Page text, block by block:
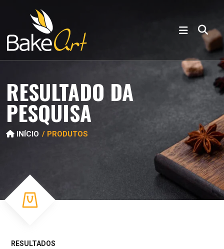
RESULTADO DA
PESQUISA
INÍCIO PRODUTOS
RESULTADOS